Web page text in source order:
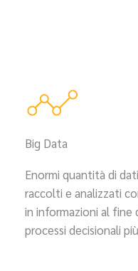
Big Data
Enormi quantità di
raccolti e analizzati
in informazioni al fine
processi decisionali